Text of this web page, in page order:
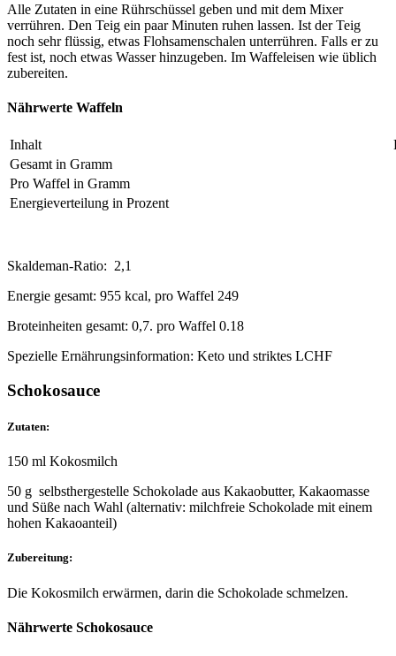
Alle Zutaten in eine Rührschüssel geben und mit dem Mixer
verrühren. Den Teig ein paar Minuten ruhen lassen. Ist der Teig
noch sehr flüssig, etwas Flohsamenschalen unterrühren. Falls er zu
fest ist, noch etwas Wasser hinzugeben. Im Waffeleisen wie üblich
zubereiten.
Nährwerte Waffeln
Inhalt
Gesamt in Gramm
Pro Waffel in Gramm
Energieverteilung in Prozent
Skaldeman-Ratio: 2,1
Energie gesamt: 955 kcal, pro Waffel 249
Broteinheiten gesamt: 0,7. pro Waffel 0.18
Spezielle Ernährungsinformation: Keto und striktes LCHF
Schokosauce
Zutaten:
150 ml Kokosmilch
50 g selbsthergestelle Schokolade aus Kakaobutter, Kakaomasse
und Süße nach Wahl (alternativ: milchfreie Schokolade mit einem
hohen Kakaoanteil)
Zubereitung:
Die Kokosmilch erwärmen, darin die Schokolade schmelzen.
Nährwerte Schokosauce